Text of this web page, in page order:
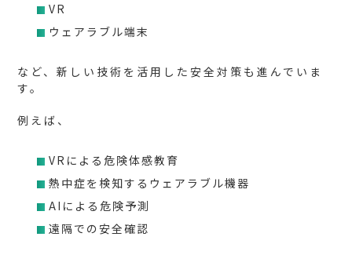
VR
ウェアラブル端末
など、新しい技術を活用した安全対策も進んでいま
す。
例えば、
VRによる危険体感教育
熱中症を検知するウェアラブル機器
AIによる危険予測
遠隔での安全確認